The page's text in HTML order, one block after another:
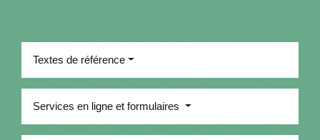
Textes de référence
Services en ligne et formulaires